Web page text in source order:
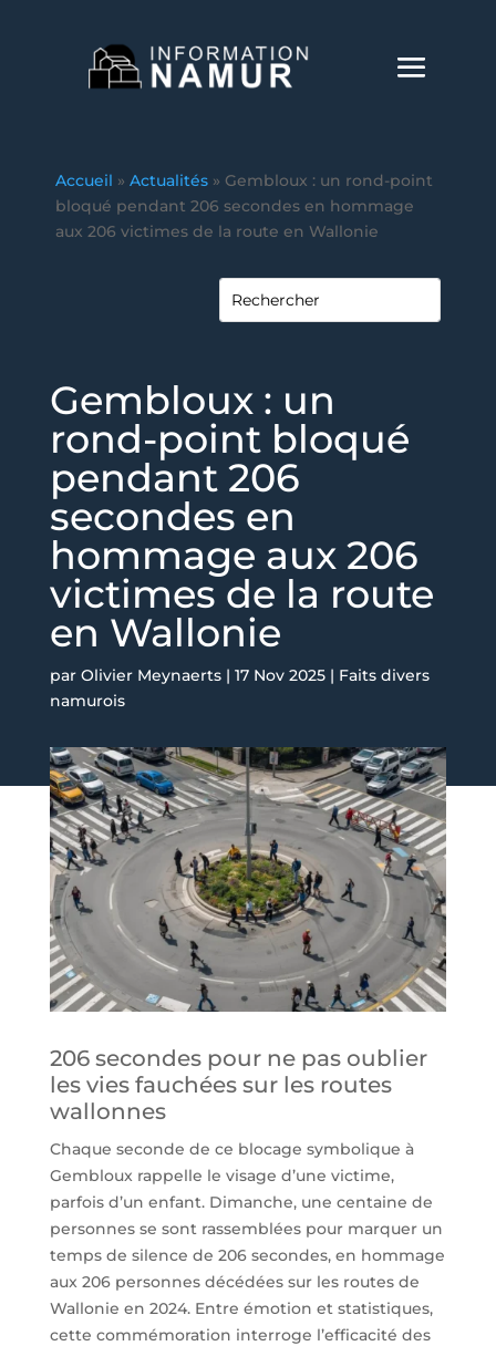
Accueil » Actualités » Gembloux : un rond-point
bloqué pendant 206 secondes en hommage
aux 206 victimes de la route en Wallonie
Gembloux : un
rond-point bloqué
pendant 206
secondes en
hommage aux 206
victimes de la route
en Wallonie
par Olivier Meynaerts| 17 Nov 2025| Faits divers
namurois
206 secondes pour ne pas oublier
les vies fauchées sur les routes
wallonnes
Chaque seconde de ce blocage symbolique à
Gembloux rappelle le visage d’une victime,
parfois d’un enfant. Dimanche, une centaine de
personnes se sont rassemblées pour marquer un
temps de silence de 206 secondes, en hommage
aux 206 personnes décédées sur les routes de
Wallonie en 2024. Entre émotion et statistiques,
cette commémoration interroge l’efficacité des